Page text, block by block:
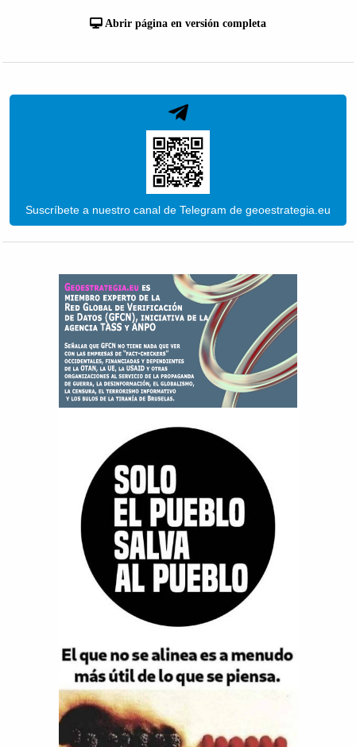
Abrir página en versión completa
Suscríbete a nuestro canal de Telegram de geoestrategia.eu